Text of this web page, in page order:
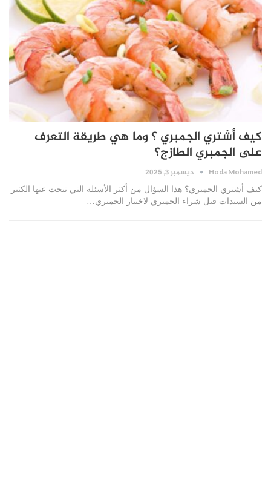
كيف أشتري الجمبري ؟ وما هي طريقة التعرف
على الجمبري الطازج؟
Hoda Mohamed ديسمبر 3, 2025
كيف أشتري الجمبري؟ هذا السؤال من أكثر الأسئلة التي تبحث عنها الكثير
من السيدات قبل شراء الجمبري لاختيار الجمبري…